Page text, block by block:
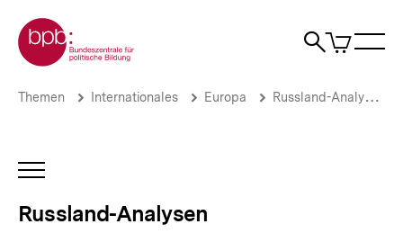
zum
Seiteninhalt
springen
Zur Startseite der bpb
Suche
Artikel
im
Chronik:
2022
Russland-
Analysen
Brotkrümelnavigation
Pfadnavigation
Themen Internationales Europa Russland-Analysen
INHALTSNAVIGATION
Russland-Analysen